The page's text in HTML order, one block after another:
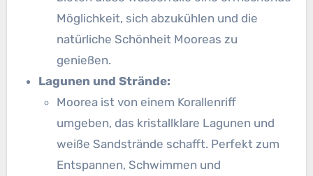
Möglichkeit, sich abzukühlen und die
natürliche Schönheit Mooreas zu
genießen.
Lagunen und Strände:
Moorea ist von einem Korallenriff
umgeben, das kristallklare Lagunen und
weiße Sandstrände schafft. Perfekt zum
Entspannen, Schwimmen und